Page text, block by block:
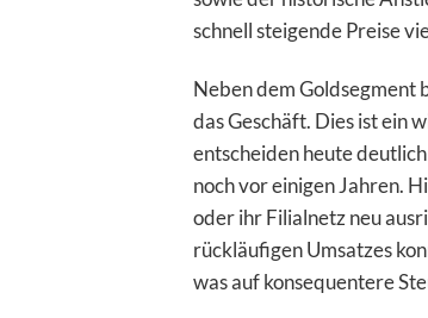
schnell steigende Preise
Neben dem Goldsegment
das Geschäft. Dies ist ein
entscheiden heute
noch vor einigen Jahren.
oder ihr Filialnetz neu
rückläufigen Umsatzes
was auf konsequentere